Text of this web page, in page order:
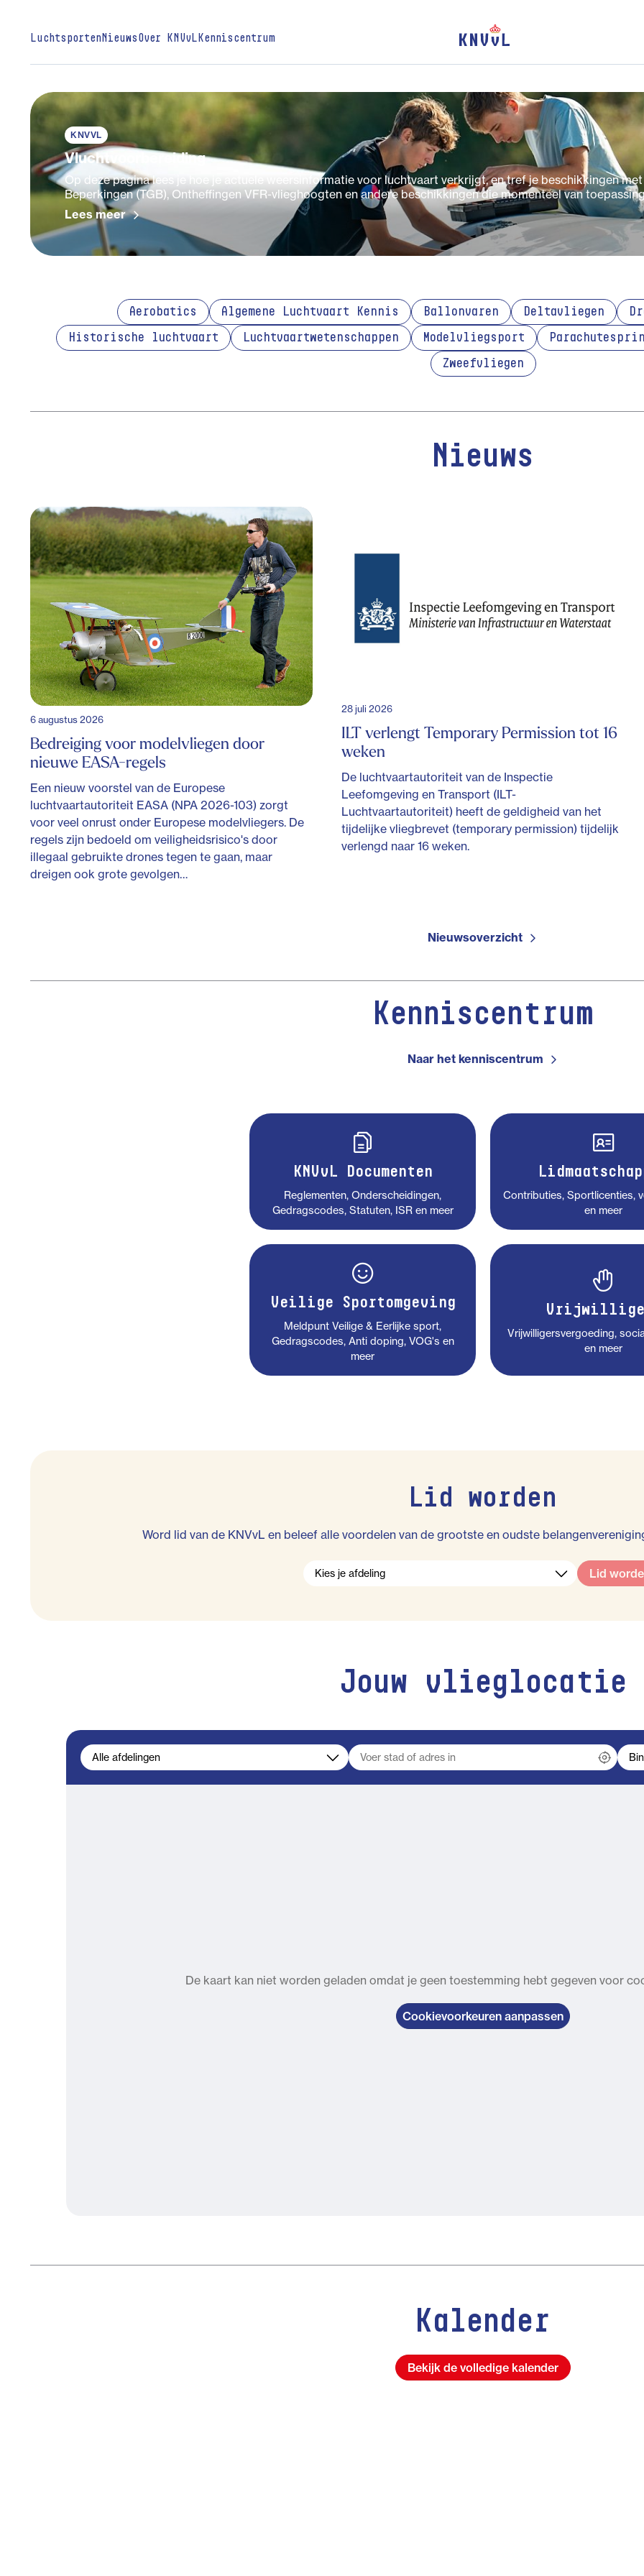
Luchtsporten Nieuws Over KNVvL Kenniscentrum
KNVVL
Vluchtvoorbereiding
Op deze pagina lees je hoe je actuele weersinformatie voor luchtvaart verkrijgt, en tref je beschikkingen
Beperkingen (TGB), Ontheffingen VFR-vlieghoogten en andere beschikkingen die momenteel van
Lees meer
Aerobatics Algemene Luchtvaart Kennis Ballonvaren Deltavliegen
Historische luchtvaart Luchtvaartwetenschappen Modelvliegsport
Zweefvliegen
Nieuws
6 augustus 2026
Bedreiging voor modelvliegen door
nieuwe EASA-regels
Een nieuw voorstel van de Europese
luchtvaartautoriteit EASA (NPA 2026-103) zorgt
voor veel onrust onder Europese modelvliegers. De
regels zijn bedoeld om veiligheidsrisico's door
illegaal gebruikte drones tegen te gaan, maar
dreigen ook grote gevolgen…
28 juli 2026
ILT verlengt Temporary Permission tot 16
weken
De luchtvaartautoriteit van de Inspectie
Leefomgeving en Transport (ILT-
Luchtvaartautoriteit) heeft de geldigheid van het
tijdelijke vliegbrevet (temporary permission) tijdelijk
verlengd naar 16 weken.
Nieuwsoverzicht
Kenniscentrum
Naar het kenniscentrum
KNVvL Documenten
Reglementen, Onderscheidingen,
Gedragscodes, Statuten, ISR en meer
Contributies, Sportlicenties,
en meer
Veilige Sportomgeving
Meldpunt Veilige & Eerlijke sport,
Gedragscodes, Anti doping, VOG's en
meer
Vrijwilligersvergoeding,
en meer
Lid worden
Word lid van de KNVvL en beleef alle voordelen van de grootste en oudste
Lid
Jouw vlieglocatie
De kaart kan niet worden geladen omdat je geen toestemming hebt gegeven voor
Cookievoorkeuren aanpassen
Kalender
Bekijk de volledige kalender